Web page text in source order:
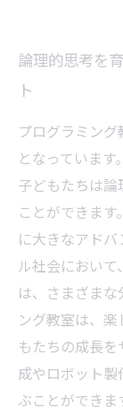
論理的思考を
ト
プログラミン
となっています
子どもたちは
ことができま
に大きなアド
ル社会におい
は、さまざま
ング教室は、
もたちの成長
成やロボット
ぶことができま